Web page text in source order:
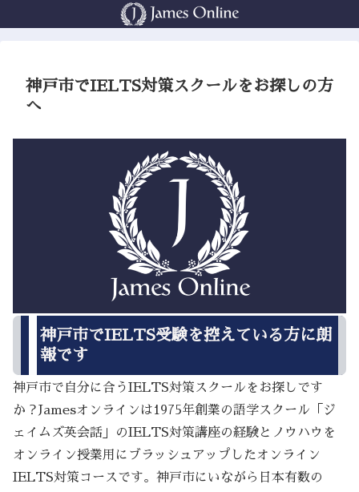
神戸市でIELTS対策スクールをお探しの方
へ
神戸市でIELTS受験を控えている方に朗
報です
神戸市で自分に合うIELTS対策スクールをお探しです
か？Jamesオンラインは1975年創業の語学スクール「ジ
ェイムズ英会話」のIELTS対策講座の経験とノウハウを
オンライン授業用にブラッシュアップしたオンライン
IELTS対策コースです。神戸市にいながら日本有数の